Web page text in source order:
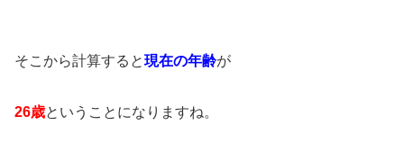
そこから計算すると現在の年齢が
26歳ということになりますね。